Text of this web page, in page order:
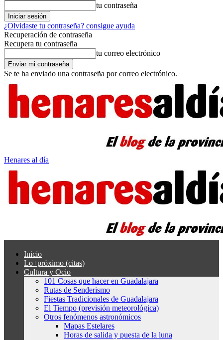
tu contraseña
¿Olvidaste tu contraseña? consigue ayuda
Recuperación de contraseña
Recupera tu contraseña
tu correo electrónico
Se te ha enviado una contraseña por correo electrónico.
Henares al día
Inicio
Lo+próximo (citas)
Cultura y Ocio
101 Cosas que hacer en Guadalajara
Rutas de Senderismo
Fiestas Tradicionales de Guadalajara
El Tiempo (previsión meteorológica)
Otros fenómenos astronómicos
Mapas Estelares
Horas de salida y puesta de la luna